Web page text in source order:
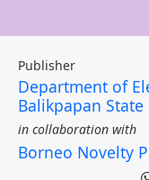
Publisher
Department of
Balikpapan
in collaboration with
Borneo Novelty